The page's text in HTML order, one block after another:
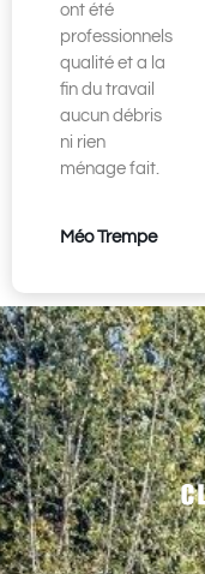
ont été
professionnels
qualité et a la
fin du travail
aucun débris
ni rien
ménage fait.
Méo Trempe